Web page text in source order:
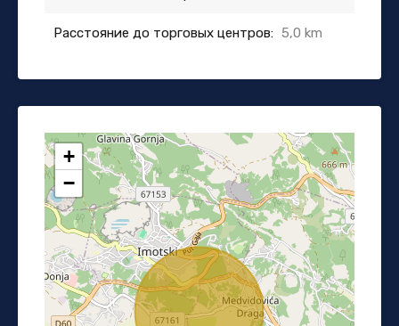
Расстояние до торговых центров: 5,0 km
+
−